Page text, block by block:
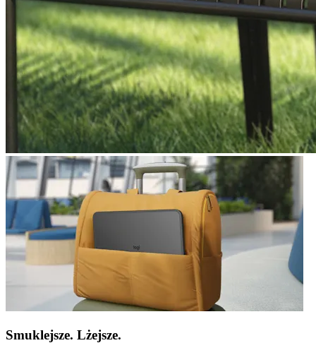
Smuklejsze. Lżejsze.